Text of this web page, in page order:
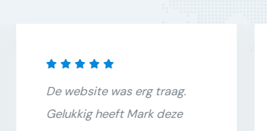
De website was erg traag.
Gelukkig heeft Mark deze